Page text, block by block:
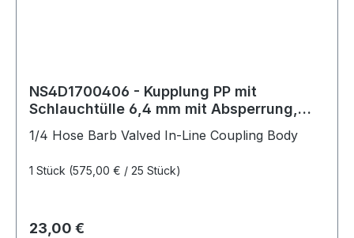
NS4D1700406 - Kupplung PP mit
Schlauchtülle 6,4 mm mit Absperrung,
1/4 Hose Barb Valved In-Line Coupling Body
1 Stück (575,00 € / 25 Stück)
Regulärer Preis:
23,00 €